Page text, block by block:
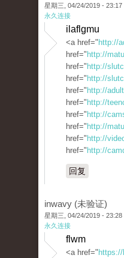
星期三, 04/24/2019 - 23:17
永久连接
ilaflgmu
<a href=" http://
href=" http://
href=" http://
href=" http://
href=" http://
href=" http://
href=" http://
href=" http://
href=" http://
href=" http://
回复
inwavy (未验证)
星期三, 04/24/2019 - 23:28
永久连接
flwm
<a href="